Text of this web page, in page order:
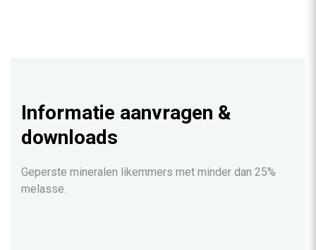
Informatie aanvragen &
downloads
Geperste mineralen likemmers met minder dan 25%
melasse.